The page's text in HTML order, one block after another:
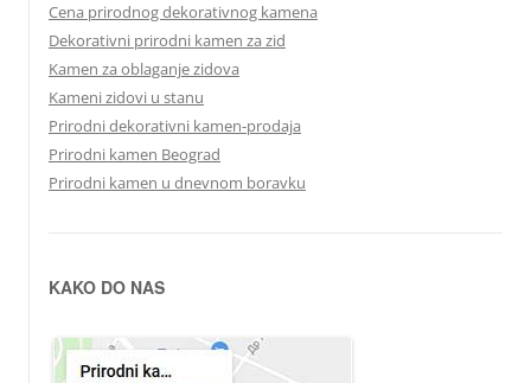
Cena prirodnog dekorativnog kamena
Dekorativni prirodni kamen za zid
Kamen za oblaganje zidova
Kameni zidovi u stanu
Prirodni dekorativni kamen-prodaja
Prirodni kamen Beograd
Prirodni kamen u dnevnom boravku
KAKO DO NAS